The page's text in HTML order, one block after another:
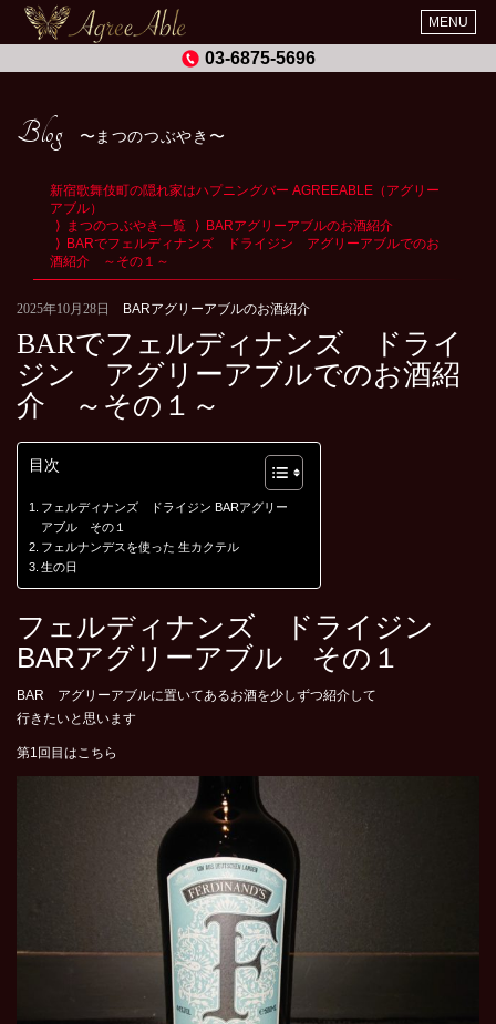
MENU
03-6875-5696
Blog まつのつぶやき
新宿歌舞伎町の隠れ家はハプニングバー AGREEABLE（アグリー
アブル）
まつのつぶやき一覧
BARアグリーアブルのお酒紹介
BARでフェルディナンズ ドライジン アグリーアブルでのお
酒紹介 ～その１～
2025年10月28日 BARアグリーアブルのお酒紹介
BARでフェルディナンズ ドライ
ジン アグリーアブルでのお酒紹
介 ～その１～
目次
フェルディナンズ ドライジン BARアグリー
アブル その１
フェルナンデスを使った 生カクテル
生の日
フェルディナンズ ドライジン
BARアグリーアブル その１
BAR アグリーアブルに置いてあるお酒を少しずつ紹介して
行きたいと思います
第1回目はこちら